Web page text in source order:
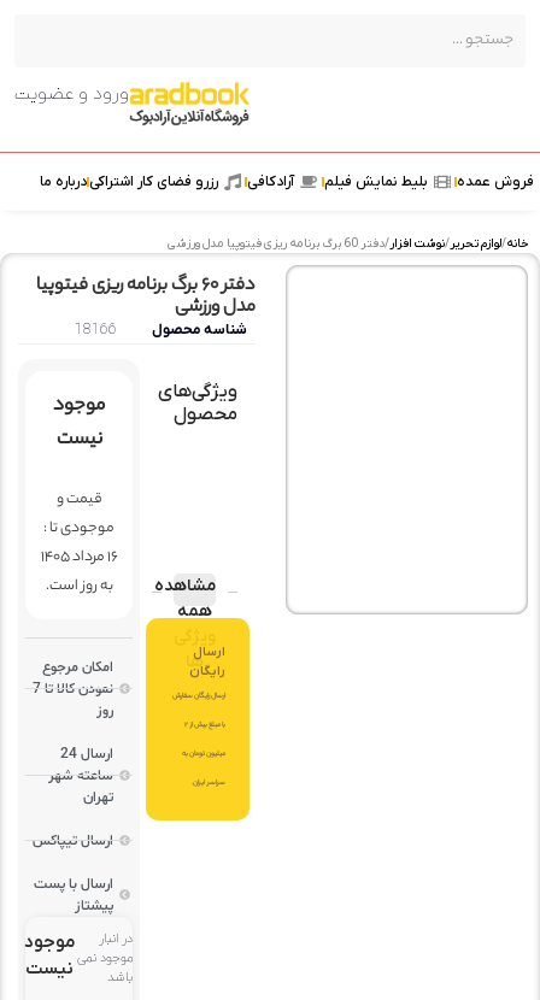
ورود و عضویت
عمده بلیط نمایش فیلم آرادکافی رزرو فضای کار اشتراکیدرباره ما
/لوازم تحریر/نوشت افزار / دفتر 60 برگ برنامه ریزی فیتوپیا مدل ورزشی
دفتر 60 برگ برنامه ریزی فیتوپیا
مدل ورزشی
شناسه محصول 18166
ویژگی‌های
محصول
مشاهده
همه
هاارسال
رایگان
ارسال رایگان سفارش
با مبلغ بیش از 2
میلیون تومان به
سراسر ایران.
موجود
نیست
قیمت و
موجودی تا :
16 مرداد 1405
به روز است.
امکان مرجوع
نمودن کالا تا 7
ارسال 24
ساعته شهر
تهران
ارسال تیپاکس
ارسال با پست
پیشتاز
در انبار
موجود نمی
موجود
نیست